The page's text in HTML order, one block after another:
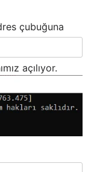
çubuğuna
açılıyor.